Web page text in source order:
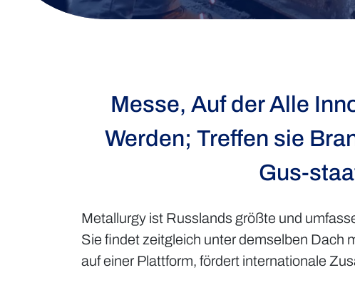
Messe, Auf der Alle
Werden; Treffen sie
Gus-
Metallurgy ist Russlands größte und
Sie findet zeitgleich unter demselben Dach
auf einer Plattform, fördert internationale